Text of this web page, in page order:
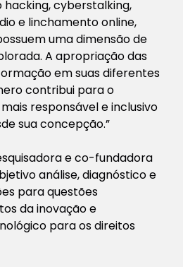
cyberstalking,
e linchamento online,
uma dimensão de
A apropriação das
em suas diferentes
contribui para o
responsável e inclusivo
sua concepção.”
e co-fundadora
análise, diagnóstico e
para questões
da inovação e
para os direitos